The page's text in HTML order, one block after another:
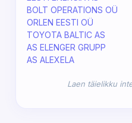
BOLT OPERATIONS OÜ
ORLEN EESTI OÜ
TOYOTA BALTIC AS
AS ELENGER GRUPP
AS ALEXELA
Laen täielikku